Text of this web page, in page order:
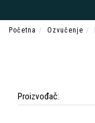
Početna Ozvučenje
Proizvođač: